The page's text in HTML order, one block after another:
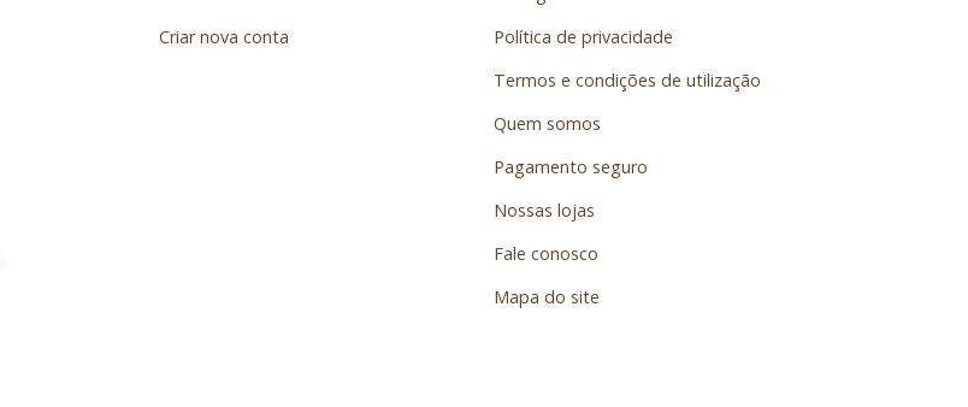
Criar nova conta
Política de privacidade
Termos e condições de utilização
Quem somos
Pagamento seguro
Nossas lojas
Fale conosco
Mapa do site